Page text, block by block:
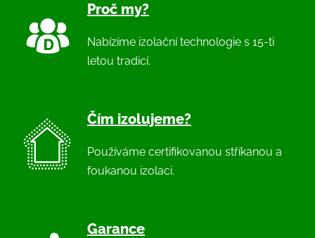
Proč my?
Nabízíme izolační technologie s 15-ti
letou tradicí.
Čím izolujeme?
Používáme certifikovanou stříkanou a
foukanou izolaci.
Garance